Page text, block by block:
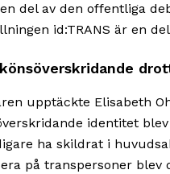
del av den offentliga
id:TRANS är en
upptäckte Elisabeth
identitet
ha skildrat i
på transpersoner blev